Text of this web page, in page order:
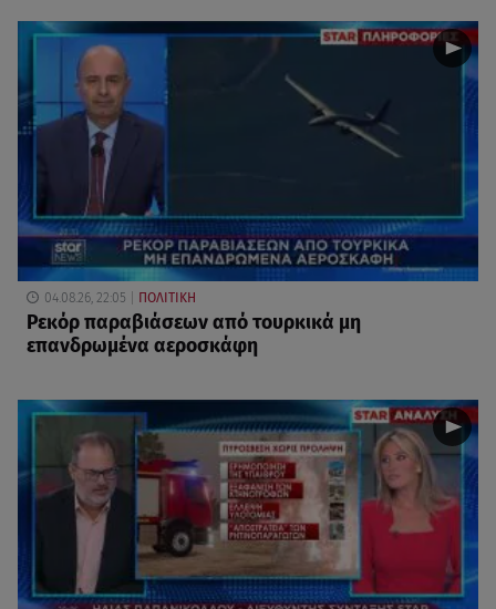
04.08.26, 22:05 ΠΟΛΙΤΙΚΗ
Ρεκόρ παραβιάσεων από τουρκικά μη
επανδρωμένα αεροσκάφη